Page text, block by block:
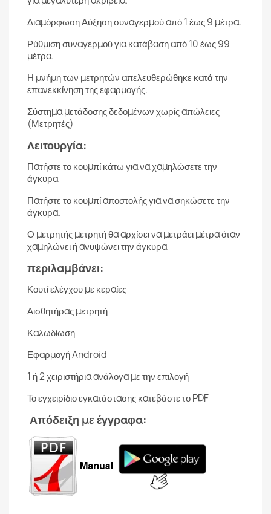
Διαμόρφωση Αύξηση συναγερμού από 1 έως 9 μέτρα.
Ρύθμιση συναγερμού για κατάβαση από 10 έως 99
μέτρα.
Η μνήμη των μετρητών απελευθερώθηκε κατά την
επανεκκίνηση της εφαρμογής.
Σύστημα μετάδοσης δεδομένων χωρίς απώλειες
(Μετρητές)
Λειτουργία:
Πατήστε το κουμπί κάτω για να χαμηλώσετε την
άγκυρα
Πατήστε το κουμπί αποστολής για να σηκώσετε την
άγκυρα.
Ο μετρητής μετρητή θα αρχίσει να μετράει μέτρα όταν
χαμηλώνει ή ανυψώνει την άγκυρα
περιλαμβάνει:
Κουτί ελέγχου με κεραίες
Αισθητήρας μετρητή
Καλωδίωση
Εφαρμογή Android
1 ή 2 χειριστήρια ανάλογα με την επιλογή
Το εγχειρίδιο εγκατάστασης κατεβάστε το PDF
Απόδειξη με έγγραφα: